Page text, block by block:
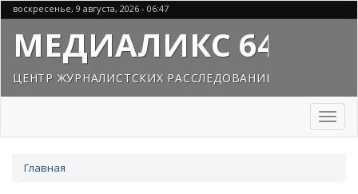
Перейти
к
основному
содержанию
воскресенье, 9 августа, 2026 - 06:47
МЕДИАЛИКС 64
ЦЕНТР ЖУРНАЛИСТСКИХ РАССЛЕДОВАНИЙ
Toggle
здесь
Главная